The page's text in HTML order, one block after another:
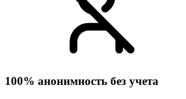
100% анонимность без учета